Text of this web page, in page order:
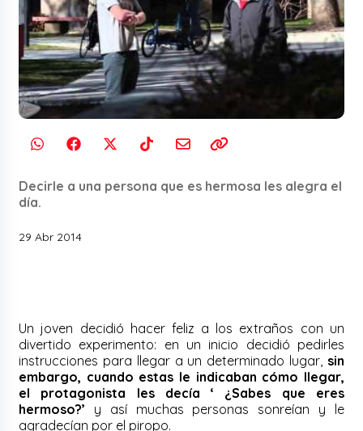
Decirle a una persona que es hermosa les alegra el
día.
29 Abr 2014
Un joven decidió hacer feliz a los extraños con un
divertido experimento: en un inicio decidió pedirles
instrucciones para llegar a un determinado lugar, sin
embargo, cuando estas le indicaban cómo llegar,
el protagonista les decía ‘ ¿Sabes que eres
hermoso?’ y así muchas personas sonreían y le
agradecían por el piropo.